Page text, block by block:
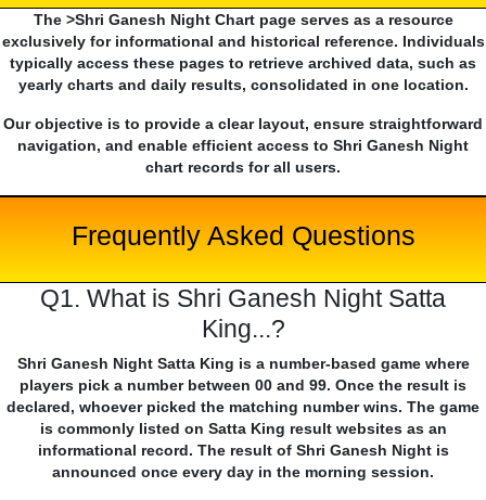
The >Shri Ganesh Night Chart page serves as a resource
exclusively for informational and historical reference. Individuals
typically access these pages to retrieve archived data, such as
yearly charts and daily results, consolidated in one location.
Our objective is to provide a clear layout, ensure straightforward
navigation, and enable efficient access to Shri Ganesh Night
chart records for all users.
Frequently Asked Questions
Q1. What is Shri Ganesh Night Satta
King...?
Shri Ganesh Night Satta King is a number-based game where
players pick a number between 00 and 99. Once the result is
declared, whoever picked the matching number wins. The game
is commonly listed on Satta King result websites as an
informational record. The result of Shri Ganesh Night is
announced once every day in the morning session.